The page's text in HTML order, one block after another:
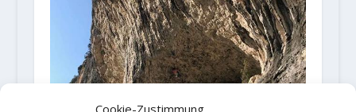
Cookie-Zustimmung